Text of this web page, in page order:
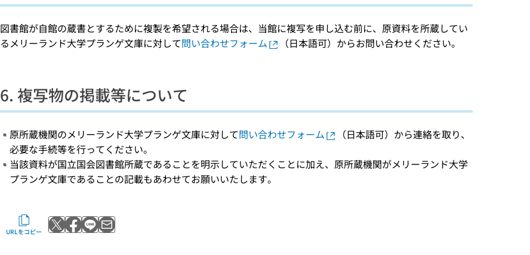
図書館が自館の蔵書とするために複製を希望される場合は、当館に複写を申し込む前に、原資料を所蔵してい
るメリーランド大学プランゲ文庫に対して問い合わせフォーム （日本語可）からお問い合わせください。
6. 複写物の掲載等について
原所蔵機関のメリーランド大学プランゲ文庫に対して問い合わせフォーム
（日本語可）から連絡を取り、
必要な手続等を行ってください。
当該資料が国立国会図書館所蔵であることを明示していただくことに加え、原所蔵機関がメリーランド大学
プランゲ文庫であることの記載もあわせてお願いいたします。
URLをコピー Xでポストする
Facebookでシェアする
LINEで送る
メールで送る